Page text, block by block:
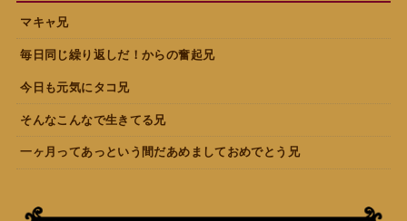
マキャ兄
毎日同じ繰り返しだ！からの奮起兄
今日も元気にタコ兄
そんなこんなで生きてる兄
一ヶ月ってあっという間だあめましておめでとう兄